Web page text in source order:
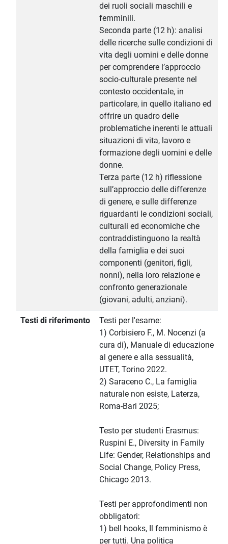
dei ruoli sociali maschili e
femminili.
Seconda parte (12 h): analisi
delle ricerche sulle condizioni di
vita degli uomini e delle donne
per comprendere l’approccio
socio-culturale presente nel
contesto occidentale, in
particolare, in quello italiano ed
offrire un quadro delle
problematiche inerenti le attuali
situazioni di vita, lavoro e
formazione degli uomini e delle
donne.
Terza parte (12 h) riflessione
sull’approccio delle differenze
di genere, e sulle differenze
riguardanti le condizioni sociali,
culturali ed economiche che
contraddistinguono la realtà
della famiglia e dei suoi
componenti (genitori, figli,
nonni), nella loro relazione e
confronto generazionale
(giovani, adulti, anziani).
Testi di riferimento
Testi per l'esame:
1) Corbisiero F., M. Nocenzi (a
cura di), Manuale di educazione
al genere e alla sessualità,
UTET, Torino 2022.
2) Saraceno C., La famiglia
naturale non esiste, Laterza,
Roma-Bari 2025;
Testo per studenti Erasmus:
Ruspini E., Diversity in Family
Life: Gender, Relationships and
Social Change, Policy Press,
Chicago 2013.
Testi per approfondimenti non
obbligatori:
1) bell hooks, Il femminismo è
per tutti. Una politica